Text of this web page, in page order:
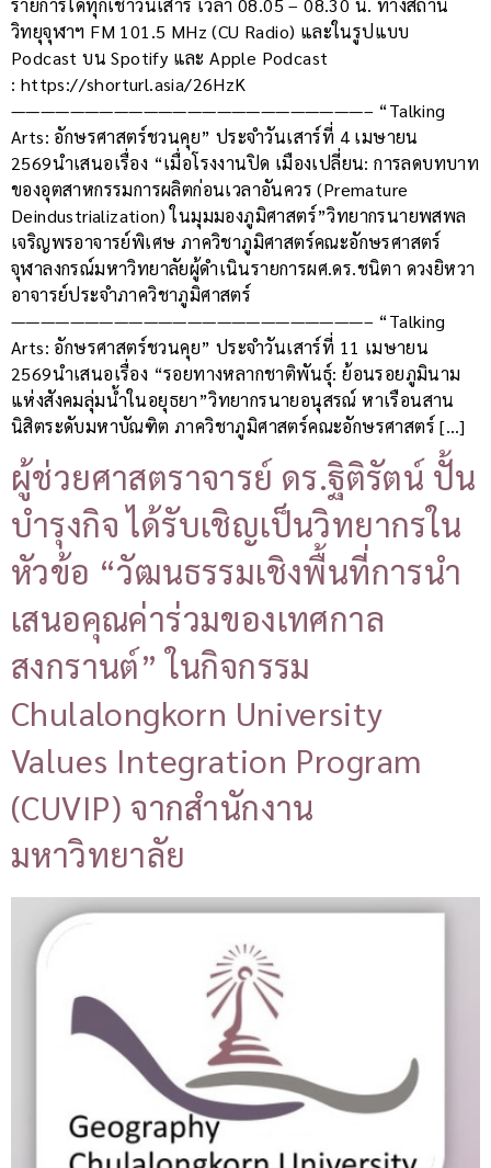
รายการได้ทุกเช้าวันเสาร์ เวลา 08.05 – 08.30 น. ทางสถานี
วิทยุจุฬาฯ FM 101.5 MHz (CU Radio) และในรูปแบบ
Podcast บน Spotify และ Apple Podcast
: https://shorturl.asia/26HzK
————————————————————————– “Talking
Arts: อักษรศาสตร์ชวนคุย” ประจำวันเสาร์ที่ 4 เมษายน
2569นำเสนอเรื่อง “เมื่อโรงงานปิด เมืองเปลี่ยน: การลดบทบาท
ของอุตสาหกรรมการผลิตก่อนเวลาอันควร (Premature
Deindustrialization) ในมุมมองภูมิศาสตร์”วิทยากรนายพสพล
เจริญพรอาจารย์พิเศษ ภาควิชาภูมิศาสตร์คณะอักษรศาสตร์
จุฬาลงกรณ์มหาวิทยาลัยผู้ดำเนินรายการผศ.ดร.ชนิตา ดวงยิหวา
อาจารย์ประจำภาควิชาภูมิศาสตร์
————————————————————————– “Talking
Arts: อักษรศาสตร์ชวนคุย” ประจำวันเสาร์ที่ 11 เมษายน
2569นำเสนอเรื่อง “รอยทางหลากชาติพันธุ์: ย้อนรอยภูมินาม
แห่งสังคมลุ่มน้ำในอยุธยา”วิทยากรนายอนุสรณ์ หาเรือนสาน
นิสิตระดับมหาบัณฑิต ภาควิชาภูมิศาสตร์คณะอักษรศาสตร์ […]
ผู้ช่วยศาสตราจารย์ ดร.ฐิติรัตน์ ปั้น
บำรุงกิจ ได้รับเชิญเป็นวิทยากรใน
หัวข้อ “วัฒนธรรมเชิงพื้นที่การนำ
เสนอคุณค่าร่วมของเทศกาล
สงกรานต์” ในกิจกรรม
Chulalongkorn University
Values Integration Program
(CUVIP) จากสำนักงาน
มหาวิทยาลัย